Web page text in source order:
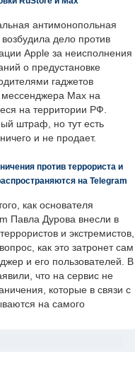
антимонопольная
дело против
Apple за неисполнения
о предустановке
гаджетов
Max на
на территории РФ.
штраф, но тут есть
и не продает.
против террориста и
на Telegram
как основателя
Павла Дурова внесли в
и экстремистов,
как это затронет сам
и его пользователей. В
что на сервис не
которые в связи с
на самого